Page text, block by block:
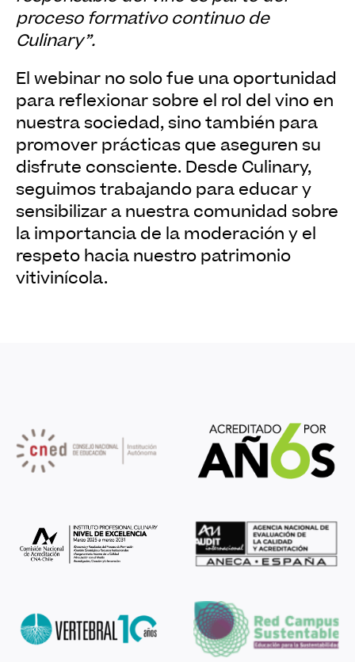
proceso formativo continuo de
Culinary”.
El webinar no solo fue una oportunidad
para reflexionar sobre el rol del vino en
nuestra sociedad, sino también para
promover prácticas que aseguren su
disfrute consciente. Desde Culinary,
seguimos trabajando para educar y
sensibilizar a nuestra comunidad sobre
la importancia de la moderación y el
respeto hacia nuestro patrimonio
vitivinícola.